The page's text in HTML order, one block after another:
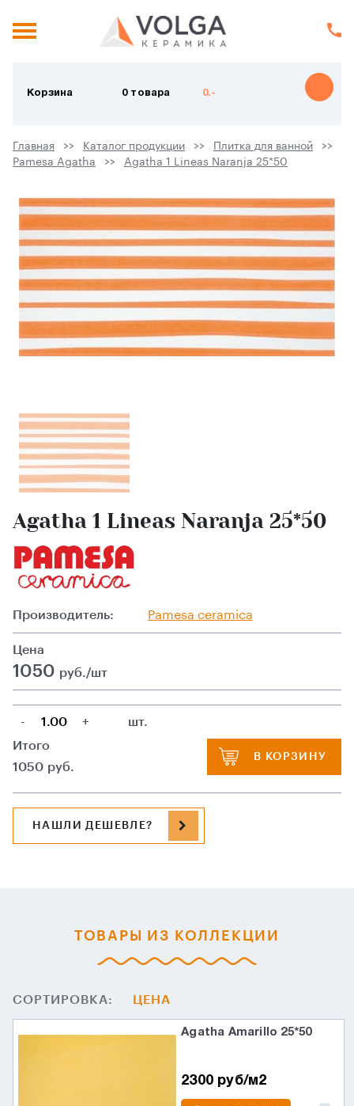
Корзина 0 товара 0.-
Главная Каталог продукции
Плитка для ванной
Pamesa Agatha
Agatha 1 Lineas Naranja 25*50
Agatha 1 Lineas Naranja 25*50
Производитель: Pamesa ceramica
Цена
1050 руб./шт
- +
шт.
Итого
1050 руб.
В КОРЗИНУ
НАШЛИ ДЕШЕВЛЕ?
ТОВАРЫ ИЗ КОЛЛЕКЦИИ
СОРТИРОВКА: ЦЕНА
Agatha Amarillo 25*50
2300 руб/м2